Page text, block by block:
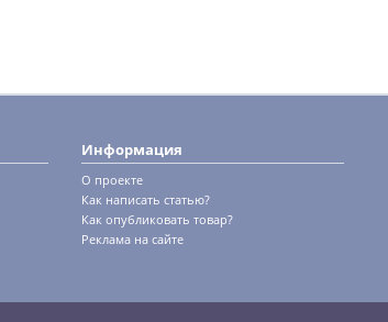
Информация
О проекте
Как написать статью?
Как опубликовать товар?
Реклама на сайте